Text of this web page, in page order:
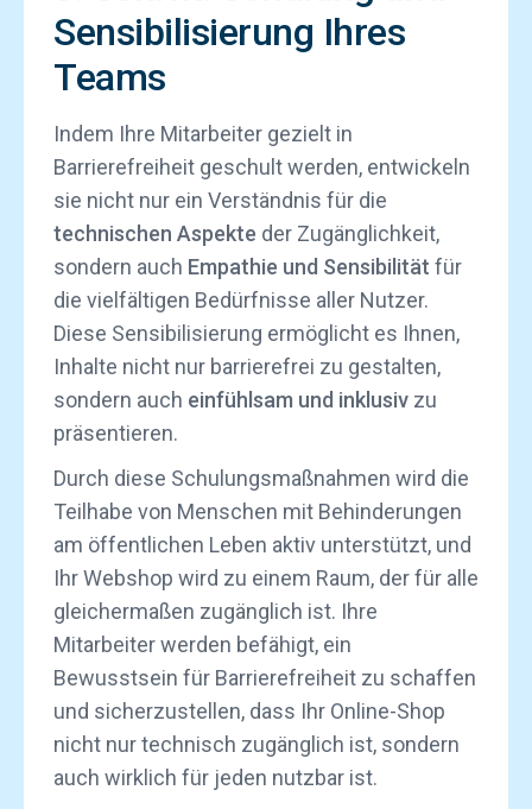
Sensibilisierung Ihres
Teams
Indem Ihre Mitarbeiter gezielt in
Barrierefreiheit geschult werden, entwickeln
sie nicht nur ein Verständnis für die
technischen Aspekte der Zugänglichkeit,
sondern auch Empathie und Sensibilität für
die vielfältigen Bedürfnisse aller Nutzer.
Diese Sensibilisierung ermöglicht es Ihnen,
Inhalte nicht nur barrierefrei zu gestalten,
sondern auch einfühlsam und inklusiv zu
präsentieren.
Durch diese Schulungsmaßnahmen wird die
Teilhabe von Menschen mit Behinderungen
am öffentlichen Leben aktiv unterstützt, und
Ihr Webshop wird zu einem Raum, der für alle
gleichermaßen zugänglich ist. Ihre
Mitarbeiter werden befähigt, ein
Bewusstsein für Barrierefreiheit zu schaffen
und sicherzustellen, dass Ihr Online-Shop
nicht nur technisch zugänglich ist, sondern
auch wirklich für jeden nutzbar ist.